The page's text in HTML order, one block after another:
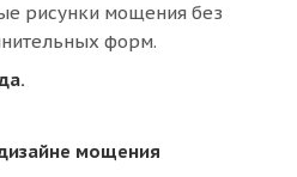
рисунки мощения без
форм.
мощения